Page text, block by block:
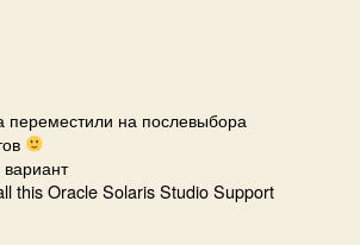
переместили на послевыбора
this Oracle Solaris Studio Support